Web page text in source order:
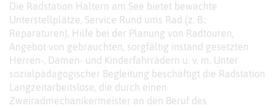
Die Radstation Haltern am See bietet bewachte
Unterstellplätze, Service Rund ums Rad (z. B.:
Reparaturen), Hilfe bei der Planung von Radtouren,
Angebot von gebrauchten, sorgfältig instand gesetzten
Herren-, Damen- und Kinderfahrrädern u. v. m. Unter
sozialpädagogischer Begleitung beschäftigt die Radstation
Langzeitarbeitslose, die durch einen
Zweiradmechanikermeister an den Beruf des